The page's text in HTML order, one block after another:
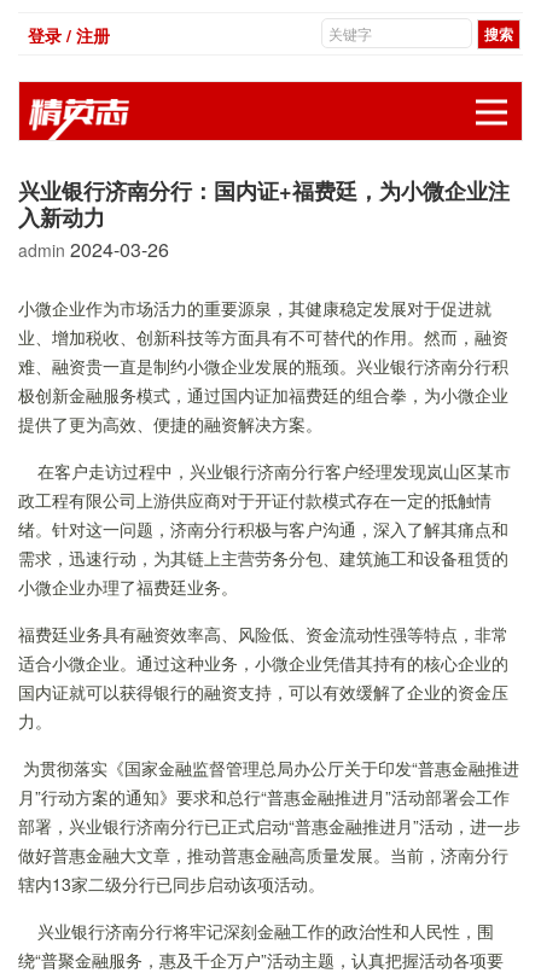
登录 / 注册
兴业银行济南分行：国内证+福费廷，为小微企业注
入新动力
admin 2024-03-26
小微企业作为市场活力的重要源泉，其健康稳定发展对于促进就
业、增加税收、创新科技等方面具有不可替代的作用。然而，融资
难、融资贵一直是制约小微企业发展的瓶颈。兴业银行济南分行积
极创新金融服务模式，通过国内证加福费廷的组合拳，为小微企业
提供了更为高效、便捷的融资解决方案。
在客户走访过程中，兴业银行济南分行客户经理发现岚山区某市
政工程有限公司上游供应商对于开证付款模式存在一定的抵触情
绪。针对这一问题，济南分行积极与客户沟通，深入了解其痛点和
需求，迅速行动，为其链上主营劳务分包、建筑施工和设备租赁的
小微企业办理了福费廷业务。
福费廷业务具有融资效率高、风险低、资金流动性强等特点，非常
适合小微企业。通过这种业务，小微企业凭借其持有的核心企业的
国内证就可以获得银行的融资支持，可以有效缓解了企业的资金压
力。
为贯彻落实《国家金融监督管理总局办公厅关于印发“普惠金融推进
月”行动方案的通知》要求和总行“普惠金融推进月”活动部署会工作
部署，兴业银行济南分行已正式启动“普惠金融推进月”活动，进一步
做好普惠金融大文章，推动普惠金融高质量发展。当前，济南分行
辖内13家二级分行已同步启动该项活动。
兴业银行济南分行将牢记深刻金融工作的政治性和人民性，围
绕“普聚金融服务，惠及千企万户”活动主题，认真把握活动各项要